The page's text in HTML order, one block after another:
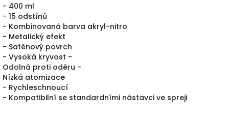
- 400 ml
- 15 odstínů
- Kombinovaná barva akryl-nitro
- Metalický efekt
- Saténový povrch
- Vysoká kryvost -
Odolná proti oděru -
Nízká atomizace
- Rychleschnoucí
- Kompatibilní se standardními nástavci ve spreji